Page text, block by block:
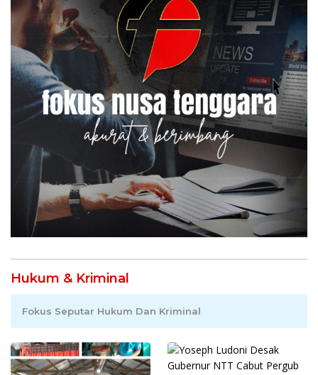
Hukum & Kriminal
Fokus Seputar Hukum Dan Kriminal